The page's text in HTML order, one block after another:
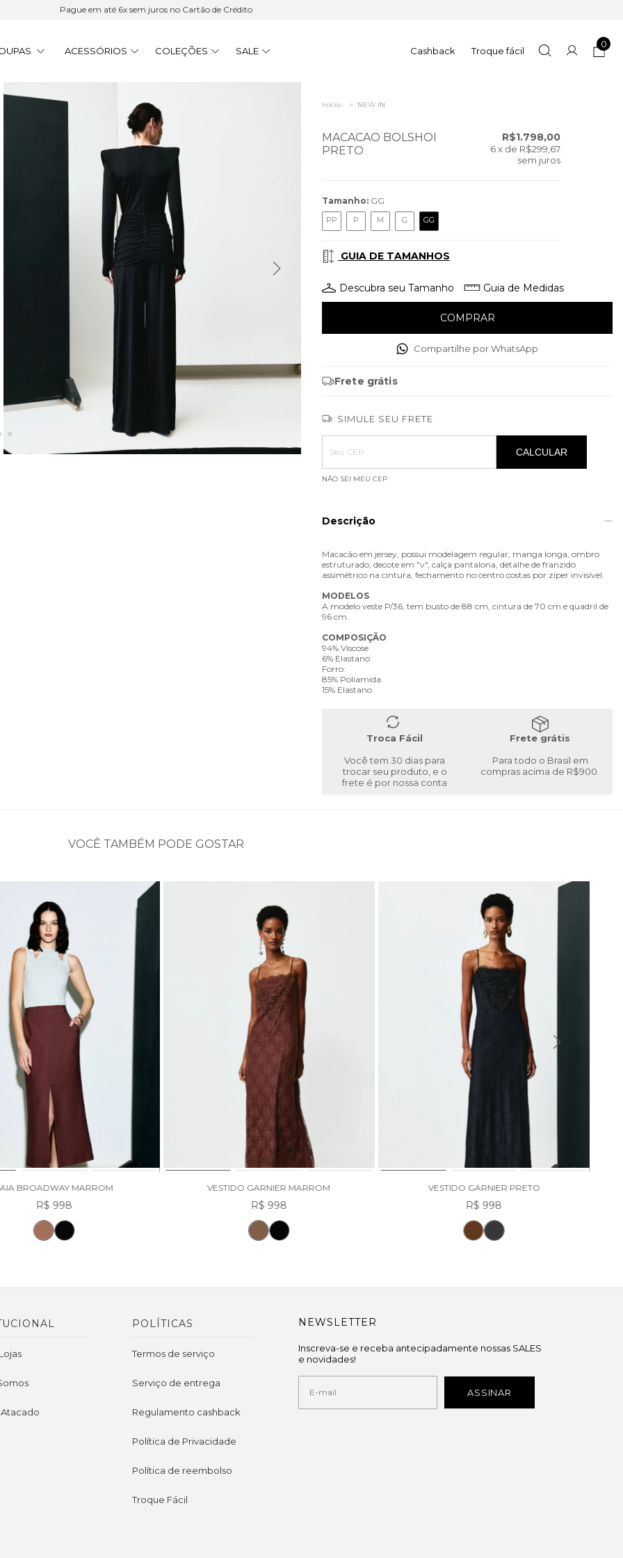
Pague em até 6x sem juros no Cartão de Crédito
ACESSÓRIOS COLEÇÕES SALE Cashback Troque fácil
0
Início > NEW IN
MACACAO BOLSHOI
PRETO
R$1.798,00
6 x de R$299,67
sem juros
Tamanho: GG
PP P M G GG
GUIA DE TAMANHOS
Descubra seu Tamanho Guia de Medidas
Compartilhe por WhatsApp
Frete grátis
SIMULE SEU FRETE
Entregas para o CEP:
ALTERAR CEP
CALCULAR
NÃO SEI MEU CEP
Descrição
Macacão em jersey, possui modelagem regular, manga longa, ombro
estruturado, decote em "v", calça pantalona, detalhe de franzido
assimétrico na cintura, fechamento no centro costas por zíper invisível.
MODELOS
A modelo veste P/36, tem busto de 88 cm, cintura de 70 cm e quadril de
96 cm.
COMPOSIÇÃO
94% Viscose
6% Elastano
Forro:
85% Poliamida
15% Elastano
Troca Fácil
Você tem 30 dias para
trocar seu produto, e o
frete é por nossa conta
Frete grátis
Para todo o Brasil em
compras acima de R$900.
VOCÊ TAMBÉM PODE GOSTAR
BROADWAY MARROM
R$ 998
VESTIDO GARNIER MARROM
R$ 998
VESTIDO GARNIER PRETO
R$ 998
POLÍTICAS
Termos de serviço
Serviço de entrega
Regulamento cashback
Política de Privacidade
Política de reembolso
Troque Fácil
NEWSLETTER
Inscreva-se e receba antecipadamente nossas SALES
e novidades!